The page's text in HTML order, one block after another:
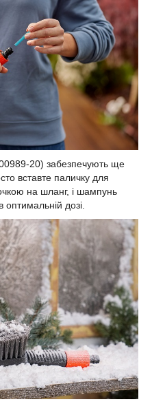
20) забезпечують ще
вставте паличку для
на шланг, і шампунь
дозі.